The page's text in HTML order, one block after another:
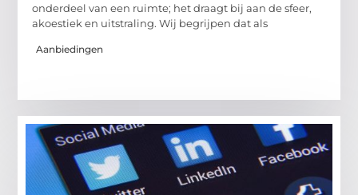
onderdeel van een ruimte; het draagt bij aan de sfeer,
akoestiek en uitstraling. Wij begrijpen dat als
Aanbiedingen